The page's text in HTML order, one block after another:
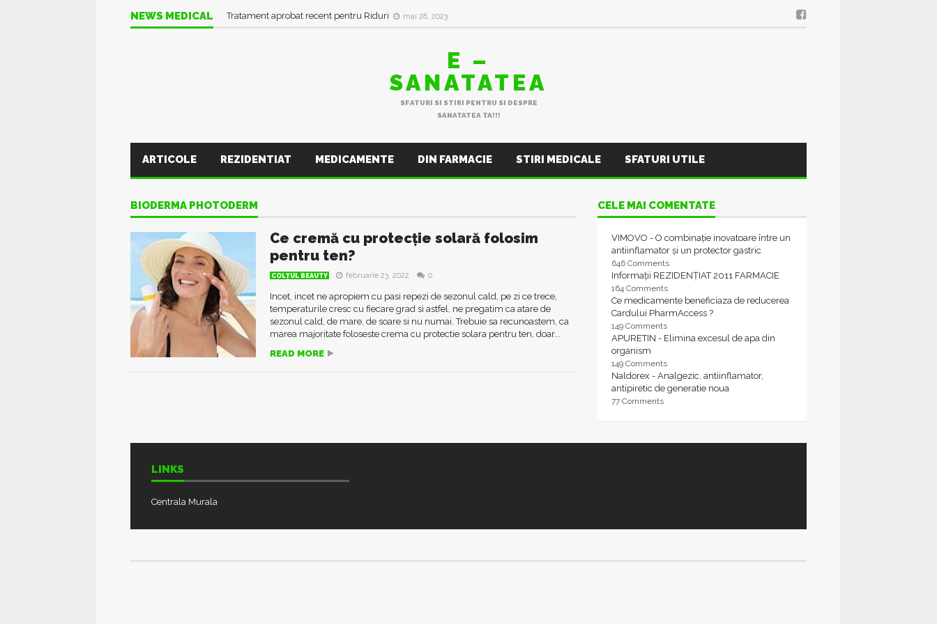
NEWS MEDICAL Tratament aprobat recent pentru Riduri mai 28, 2023
E –
SANATATEA
SFATURI SI STIRI PENTRU SI DESPRE
SANATATEA TA!!!
ARTICOLE REZIDENTIAT MEDICAMENTE DIN FARMACIE STIRI MEDICALE SFATURI UTILE
BIODERMA PHOTODERM
Ce cremă cu protecție solară folosim
pentru ten?
COLŢUL BEAUTY februarie 23, 2022 0
Incet, incet ne apropiem cu pasi repezi de sezonul cald, pe zi ce trece,
temperaturile cresc cu fiecare grad si astfel, ne pregatim ca atare de
sezonul cald, de mare, de soare si nu numai. Trebuie sa recunoastem, ca
marea majoritate foloseste crema cu protectie solara pentru ten, doar...
READ MORE
CELE MAI COMENTATE
VIMOVO - O combinație inovatoare între un
antiinflamator și un protector gastric
646 Comments
Informații REZIDENȚIAT 2011 FARMACIE
164 Comments
Ce medicamente beneficiaza de reducerea
Cardului PharmAccess ?
149 Comments
APURETIN - Elimina excesul de apa din
organism
149 Comments
Naldorex - Analgezic, antiinflamator,
antipiretic de generatie noua
77 Comments
LINKS
Centrala Murala